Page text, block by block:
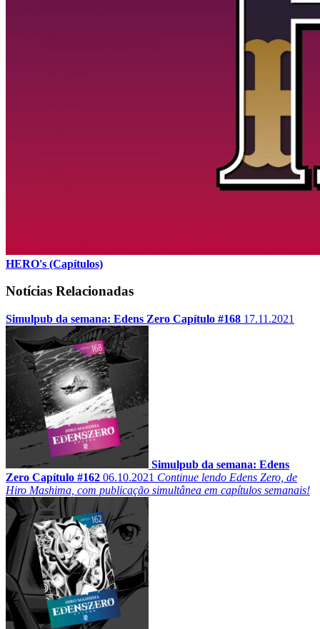
HERO's (Capítulos)
Notícias Relacionadas
Simulpub da semana: Edens Zero Capítulo #168 17.11.2021
Simulpub da semana: Edens
Zero Capítulo #162 06.10.2021 Continue lendo Edens Zero, de
Hiro Mashima, com publicação simultânea em capítulos semanais!